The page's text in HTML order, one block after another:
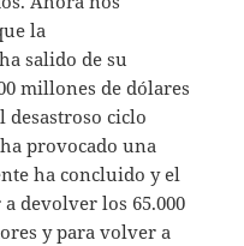
la
ha salido de su
millones de dólares
ciclo
provocado una
ha concluido y el
devolver los 65.000
y para volver a